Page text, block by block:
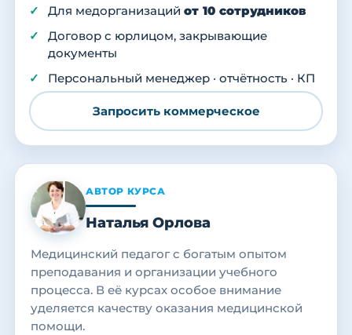
Для медорганизаций от 10 сотрудников
Договор с юрлицом, закрывающие
документы
Персональный менеджер · отчётность · КП
Запросить коммерческое
АВТОР КУРСА
Наталья Орлова
Медицинский педагог с богатым опытом
преподавания и организации учебного
процесса. В её курсах особое внимание
уделяется качеству оказания медицинской
помощи.